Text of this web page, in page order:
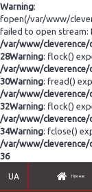
Warning:
fopen(/var/www/
failed to open stream:
/var/www/cleverence/
28Warning: flock()
/var/www/cleverence/
30Warning: fread()
/var/www/cleverence/
32Warning: flock()
/var/www/cleverence/
34Warning: fclose()
/var/www/cleverence/
36
Про нас
UA